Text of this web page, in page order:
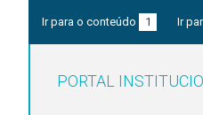
Ir para o conteúdo 1 Ir
PORTAL